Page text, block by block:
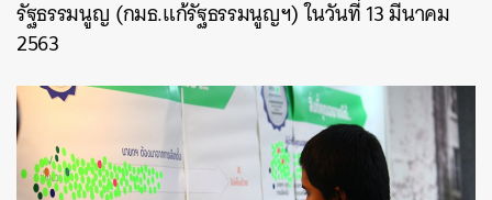
รัฐธรรมนูญ (กมธ.แก้รัฐธรรมนูญฯ) ในวันที่ 13 มีนาคม
2563